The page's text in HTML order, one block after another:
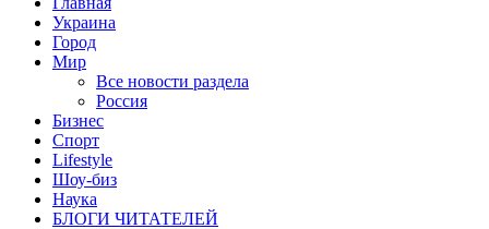
Украина
Город
Мир
Все новости раздела
Россия
Бизнес
Спорт
Lifestyle
Шоу-биз
Наука
БЛОГИ ЧИТАТЕЛЕЙ